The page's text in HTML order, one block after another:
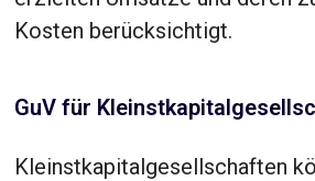
Kosten berücksichtigt.
GuV für
Kleinstkapitalgesellschaften